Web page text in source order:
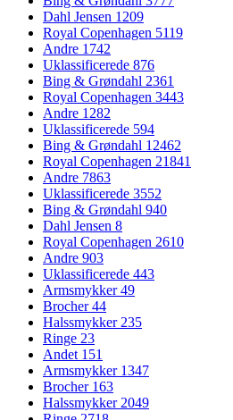
Dahl Jensen 1209
Royal Copenhagen 5119
Andre 1742
Uklassificerede 876
Bing & Grøndahl 2361
Royal Copenhagen 3443
Andre 1282
Uklassificerede 594
Bing & Grøndahl 12462
Royal Copenhagen 21841
Andre 7863
Uklassificerede 3552
Bing & Grøndahl 940
Dahl Jensen 8
Royal Copenhagen 2610
Andre 903
Uklassificerede 443
Armsmykker49
Brocher44
Halssmykker235
Ringe 23
Andet 151
Armsmykker 1347
Brocher 163
Halssmykker2049